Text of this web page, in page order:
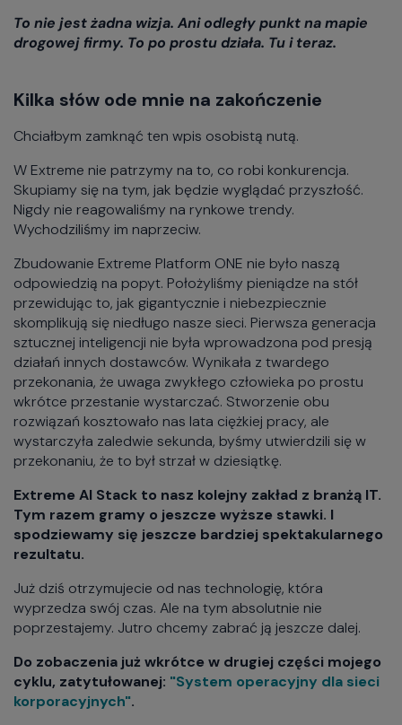
To nie jest żadna wizja. Ani odległy punkt na mapie
drogowej firmy. To po prostu działa. Tu i teraz.
Kilka słów ode mnie na zakończenie
Chciałbym zamknąć ten wpis osobistą nutą.
W Extreme nie patrzymy na to, co robi konkurencja.
Skupiamy się na tym, jak będzie wyglądać przyszłość.
Nigdy nie reagowaliśmy na rynkowe trendy.
Wychodziliśmy im naprzeciw.
Zbudowanie Extreme Platform ONE nie było naszą
odpowiedzią na popyt. Położyliśmy pieniądze na stół
przewidując to, jak gigantycznie i niebezpiecznie
skomplikują się niedługo nasze sieci. Pierwsza generacja
sztucznej inteligencji nie była wprowadzona pod presją
działań innych dostawców. Wynikała z twardego
przekonania, że uwaga zwykłego człowieka po prostu
wkrótce przestanie wystarczać. Stworzenie obu
rozwiązań kosztowało nas lata ciężkiej pracy, ale
wystarczyła zaledwie sekunda, byśmy utwierdzili się w
przekonaniu, że to był strzał w dziesiątkę.
Extreme AI Stack to nasz kolejny zakład z branżą IT.
Tym razem gramy o jeszcze wyższe stawki. I
spodziewamy się jeszcze bardziej spektakularnego
rezultatu.
Już dziś otrzymujecie od nas technologię, która
wyprzedza swój czas. Ale na tym absolutnie nie
poprzestajemy. Jutro chcemy zabrać ją jeszcze dalej.
Do zobaczenia już wkrótce w drugiej części mojego
cyklu, zatytułowanej: "System operacyjny dla sieci
korporacyjnych".